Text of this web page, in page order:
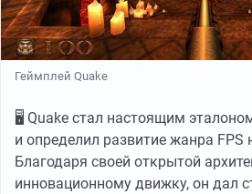
Геймплей Quake
🖥️ Quake стал настоящим
и определил развитие жанра FPS
Благодаря своей открытой
инновационному движку, он дал